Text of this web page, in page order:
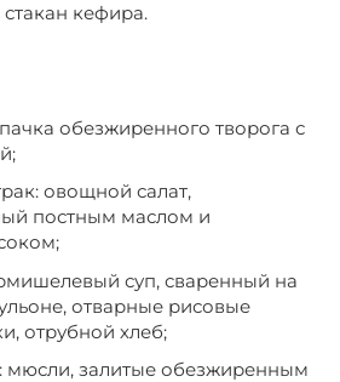
кефира.
обезжиренного творога с
овощной салат,
постным маслом и
суп, сваренный на
отварные рисовые
отрубной хлеб;
мюсли, залитые обезжиренным